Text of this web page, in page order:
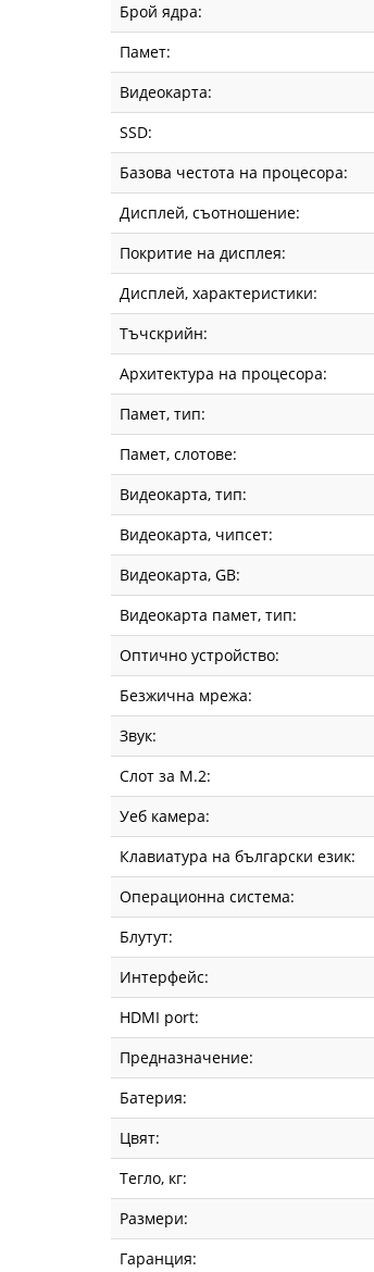
Брой ядра:
Памет:
Видеокарта:
SSD:
Базова честота на процесора:
Дисплей, съотношение:
Покритие на дисплея:
Дисплей, характеристики:
Тъчскрийн:
Архитектура на процесора:
Памет, тип:
Памет, слотове:
Видеокарта, тип:
Видеокарта, чипсет:
Видеокарта, GВ:
Видеокарта памет, тип:
Оптично устройство:
Безжична мрежа:
Звук:
Слот за М.2:
Уеб камера:
Клавиатура на български език:
Операционна система:
Блутут:
Интерфейс:
HDMI port:
Предназначение:
Батерия:
Цвят:
Тегло, кг:
Размери:
Гаранция: